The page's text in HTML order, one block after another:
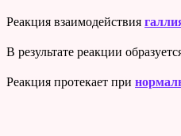
Реакция взаимодействия
В результате реакции
Реакция протекает при